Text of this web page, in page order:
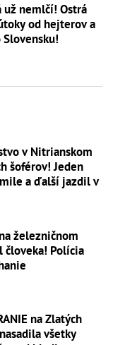
už nemlčí! Ostrá
od hejterov a
Slovensku!
v Nitrianskom
šoférov! Jeden
a ďalší jazdil v
železničnom
človeka! Polícia
na Zlatých
všetky